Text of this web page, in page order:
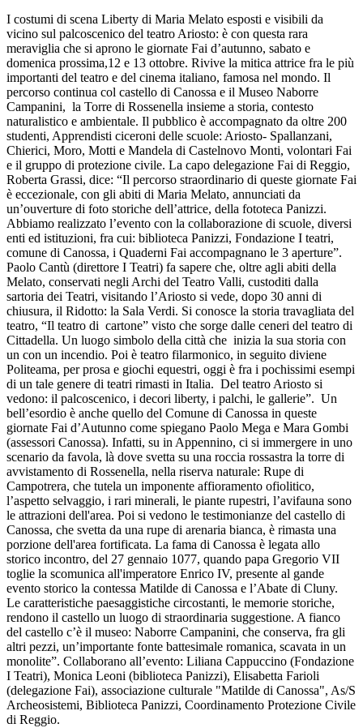
I costumi di scena Liberty di Maria Melato esposti e visibili da
vicino sul palcoscenico del teatro Ariosto: è con questa rara
meraviglia che si aprono le giornate Fai d’autunno, sabato e
domenica prossima,12 e 13 ottobre. Rivive la mitica attrice fra le più
importanti del teatro e del cinema italiano, famosa nel mondo. Il
percorso continua col castello di Canossa e il Museo Naborre
Campanini, la Torre di Rossenella insieme a storia, contesto
naturalistico e ambientale. Il pubblico è accompagnato da oltre 200
studenti, Apprendisti ciceroni delle scuole: Ariosto- Spallanzani,
Chierici, Moro, Motti e Mandela di Castelnovo Monti, volontari Fai
e il gruppo di protezione civile. La capo delegazione Fai di Reggio,
Roberta Grassi, dice: “Il percorso straordinario di queste giornate Fai
è eccezionale, con gli abiti di Maria Melato, annunciati da
un’ouverture di foto storiche dell’attrice, della fototeca Panizzi.
Abbiamo realizzato l’evento con la collaborazione di scuole, diversi
enti ed istituzioni, fra cui: biblioteca Panizzi, Fondazione I teatri,
comune di Canossa, i Quaderni Fai accompagnano le 3 aperture”.
Paolo Cantù (direttore I Teatri) fa sapere che, oltre agli abiti della
Melato, conservati negli Archi del Teatro Valli, custoditi dalla
sartoria dei Teatri, visitando l’Ariosto si vede, dopo 30 anni di
chiusura, il Ridotto: la Sala Verdi. Si conosce la storia travagliata del
teatro, “Il teatro di cartone” visto che sorge dalle ceneri del teatro di
Cittadella. Un luogo simbolo della città che inizia la sua storia con
un con un incendio. Poi è teatro filarmonico, in seguito diviene
Politeama, per prosa e giochi equestri, oggi è fra i pochissimi esempi
di un tale genere di teatri rimasti in Italia. Del teatro Ariosto si
vedono: il palcoscenico, i decori liberty, i palchi, le gallerie”. Un
bell’esordio è anche quello del Comune di Canossa in queste
giornate Fai d’Autunno come spiegano Paolo Mega e Mara Gombi
(assessori Canossa). Infatti, su in Appennino, ci si immergere in uno
scenario da favola, là dove svetta su una roccia rossastra la torre di
avvistamento di Rossenella, nella riserva naturale: Rupe di
Campotrera, che tutela un imponente affioramento ofiolitico,
l’aspetto selvaggio, i rari minerali, le piante rupestri, l’avifauna sono
le attrazioni dell'area. Poi si vedono le testimonianze del castello di
Canossa, che svetta da una rupe di arenaria bianca, è rimasta una
porzione dell'area fortificata. La fama di Canossa è legata allo
storico incontro, del 27 gennaio 1077, quando papa Gregorio VII
toglie la scomunica all'imperatore Enrico IV, presente al gande
evento storico la contessa Matilde di Canossa e l’Abate di Cluny.
Le caratteristiche paesaggistiche circostanti, le memorie storiche,
rendono il castello un luogo di straordinaria suggestione. A fianco
del castello c’è il museo: Naborre Campanini, che conserva, fra gli
altri pezzi, un’importante fonte battesimale romanica, scavata in un
monolite”. Collaborano all’evento: Liliana Cappuccino (Fondazione
I Teatri), Monica Leoni (biblioteca Panizzi), Elisabetta Farioli
(delegazione Fai), associazione culturale "Matilde di Canossa", As/S
Archeosistemi, Biblioteca Panizzi, Coordinamento Protezione Civile
di Reggio.